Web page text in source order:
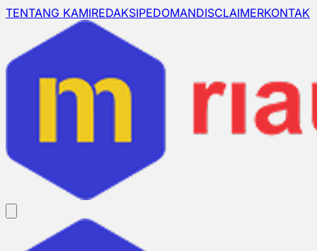
TENTANG KAMIREDAKSIPEDOMANDISCLAIMERKONTAK